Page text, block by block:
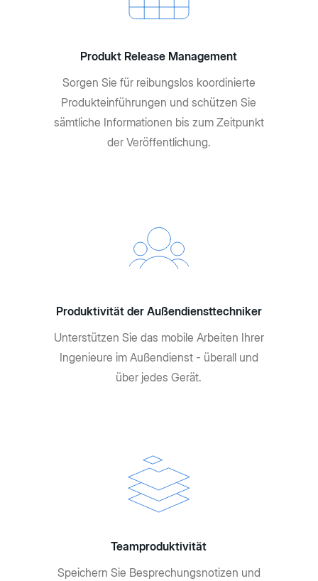
Produkt Release Management
Sorgen Sie für reibungslos koordinierte
Produkteinführungen und schützen Sie
sämtliche Informationen bis zum Zeitpunkt
der Veröffentlichung.
Produktivität der Außendiensttechniker
Unterstützen Sie das mobile Arbeiten Ihrer
Ingenieure im Außendienst - überall und
über jedes Gerät.
Teamproduktivität
Speichern Sie Besprechungsnotizen und